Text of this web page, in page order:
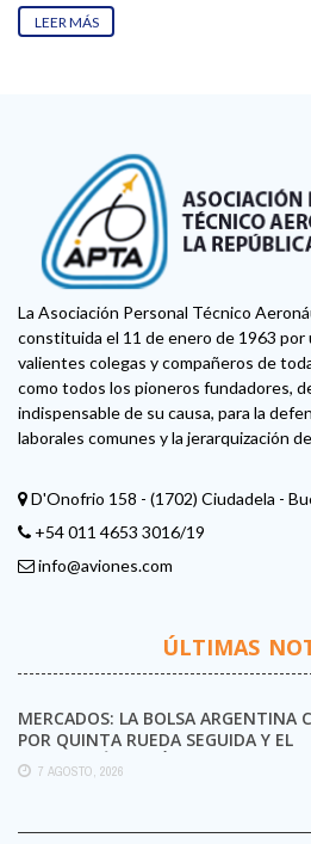
LEER MÁS
La Asociación Personal Técnico
constituida el 11 de enero de 1963 por
valientes colegas y compañeros de
como todos los pioneros fundadores,
indispensable de su causa, para la
laborales comunes y la jerarquización
D'Onofrio 158 - (1702) Ciudadela -
+54 011 4653 3016/19
info@aviones.com
ÚLTIMAS
MERCADOS: LA BOLSA ARGENTINA
POR QUINTA RUEDA SEGUIDA Y EL
RIESGO PAÍS TOCÓ UN ...
7 AGOSTO, 2026